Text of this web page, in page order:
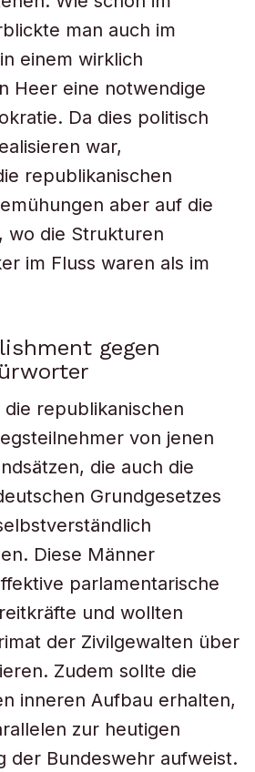
man auch im
einem wirklich
Heer eine notwendige
Da dies politisch
war,
republikanischen
aber auf die
wo die Strukturen
im Fluss waren als im
gegen
republikanischen
von jenen
die auch die
Grundgesetzes
Diese Männer
parlamentarische
und wollten
der Zivilgewalten über
Zudem sollte die
inneren Aufbau erhalten,
zur heutigen
der Bundeswehr aufweist.